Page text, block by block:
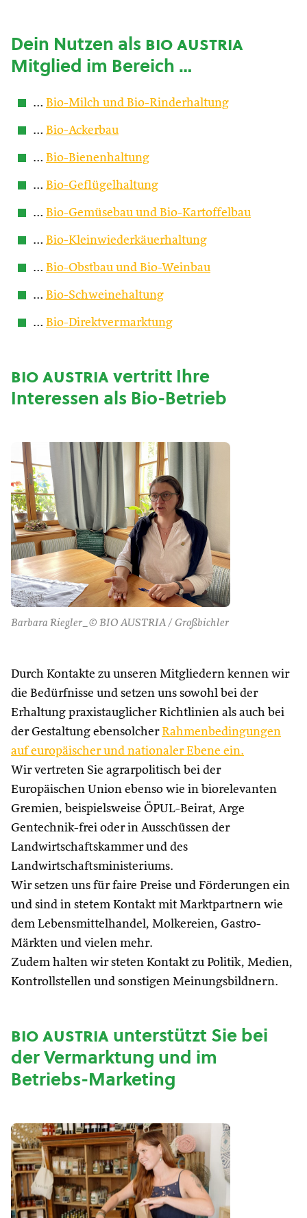
Dein Nutzen alsbio austria
Mitglied im Bereich …
… Bio-Milch und Bio-Rinderhaltung
… Bio-Ackerbau
… Bio-Bienenhaltung
… Bio-Geflügelhaltung
… Bio-Gemüsebau und Bio-Kartoffelbau
… Bio-Kleinwiederkäuerhaltung
… Bio-Obstbau und Bio-Weinbau
… Bio-Schweinehaltung
… Bio-Direktvermarktung
bio austriavertritt Ihre
Interessen als Bio-Betrieb
Barbara Riegler_© BIO AUSTRIA / Großbichler
Durch Kontakte zu unseren Mitgliedern kennen wir
die Bedürfnisse und setzen uns sowohl bei der
Erhaltung praxistauglicher Richtlinien als auch bei
der Gestaltung ebensolcher Rahmenbedingungen
auf europäischer und nationaler Ebene ein.
Wir vertreten Sie agrarpolitisch bei der
Europäischen Union ebenso wie in biorelevanten
Gremien, beispielsweise ÖPUL-Beirat, Arge
Gentechnik-frei oder in Ausschüssen der
Landwirtschaftskammer und des
Landwirtschaftsministeriums.
Wir setzen uns für faire Preise und Förderungen ein
und sind in stetem Kontakt mit Marktpartnern wie
dem Lebensmittelhandel, Molkereien, Gastro-
Märkten und vielen mehr.
Zudem halten wir steten Kontakt zu Politik, Medien,
Kontrollstellen und sonstigen Meinungsbildnern.
bio austriaunterstützt Sie bei
der Vermarktung und im
Betriebs-Marketing